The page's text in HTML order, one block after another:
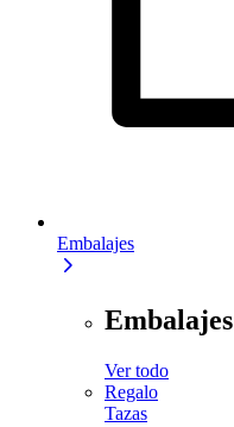
Embalajes
Embalajes
Ver todo
Regalo
Tazas